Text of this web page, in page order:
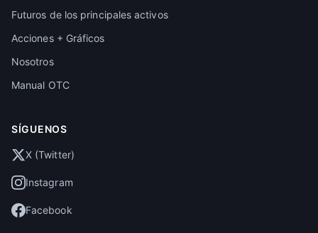
Futuros de los principales activos
Acciones + Gráficos
Nosotros
Manual OTC
SÍGUENOS
X (Twitter)
Instagram
Facebook